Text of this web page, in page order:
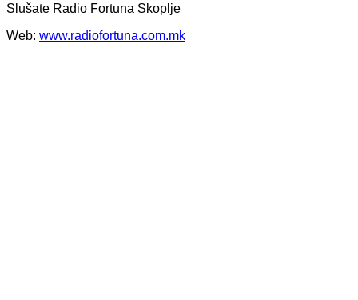
Slušate Radio Fortuna Skoplje
Web: www.radiofortuna.com.mk